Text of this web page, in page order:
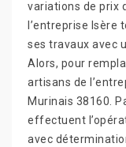
variations de prix
l’entreprise Isère
ses travaux avec
Alors, pour
artisans de
Murinais 38160.
effectuent
avec